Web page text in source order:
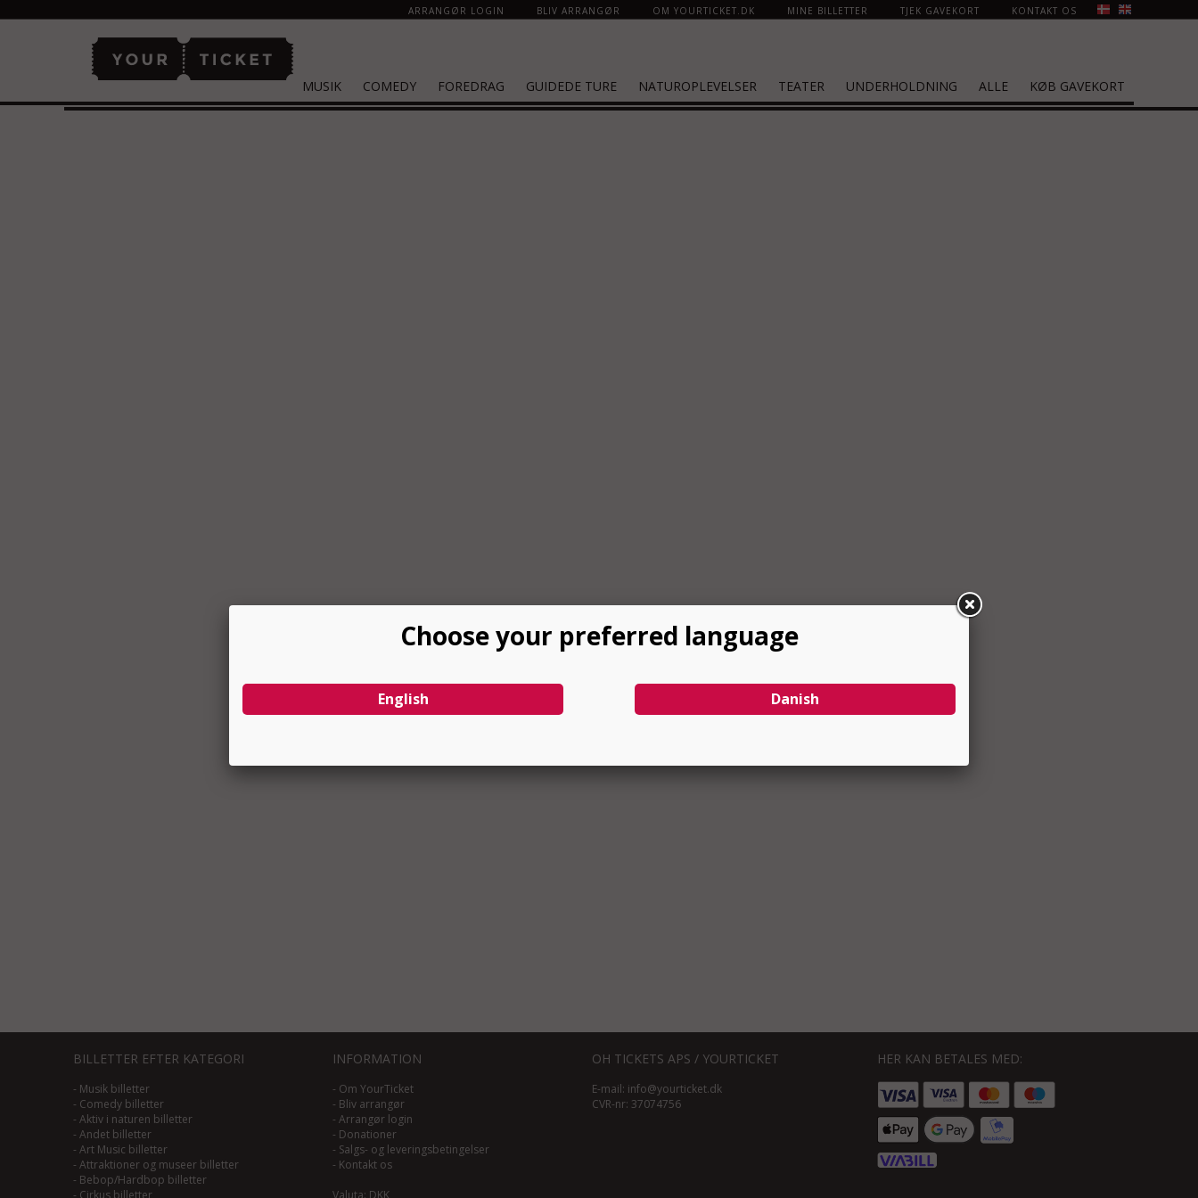
ARRANGØR LOGIN BLIV ARRANGØR OM YOURTICKET.DK MINE BILLETTER TJEK GAVEKORT KONTAKT OS
MUSIK COMEDY FOREDRAG GUIDEDE TURE NATUROPLEVELSER TEATER UNDERHOLDNING ALLE KØB GAVEKORT
BILLETTER EFTER KATEGORI
- Musik billetter
- Comedy billetter
- Aktiv i naturen billetter
- Andet billetter
- Art Music billetter
- Attraktioner og museer billetter
- Bebop/Hardbop billetter
- Cirkus billetter
INFORMATION
- Om YourTicket
- Bliv arrangør
- Arrangør login
- Donationer
- Salgs- og leveringsbetingelser
- Kontakt os
Valuta: DKK
OH TICKETS APS / YOURTICKET
E-mail: info@yourticket.dk
CVR-nr: 37074756
HER KAN BETALES MED: